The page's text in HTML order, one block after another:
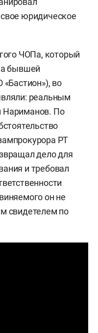
юридическое
ЧОПа, который
бывшей
во
реальным
Нариманов. По
РТ
дело для
и требовал
он не
свидетелем по